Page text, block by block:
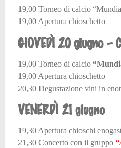
19,00 Torneo di calcio
19,00 Apertura chioschetto
GIOVEDÌ 20 giugno –
19,00 Torneo di calcio
19,00 Apertura chioschetto
20,30 Degustazione vini in
VENERDÌ 21 giugno
19,30 Apertura chioschi
21,30 Concerto con il gruppo